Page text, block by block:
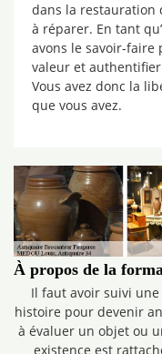
dans la restauration
à réparer. En tant
avons le savoir-faire
valeur et
Vous avez donc la
que vous avez.
À propos de la
Il faut avoir suivi
histoire pour devenir
à évaluer un objet ou
existence est